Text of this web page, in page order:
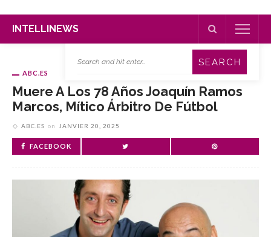
INTELLINEWS
ABC.ES
Muere A Los 78 Años Joaquín Ramos
Marcos, Mítico Árbitro De Fútbol
ABC.ES on JANVIER 20, 2025
FACEBOOK